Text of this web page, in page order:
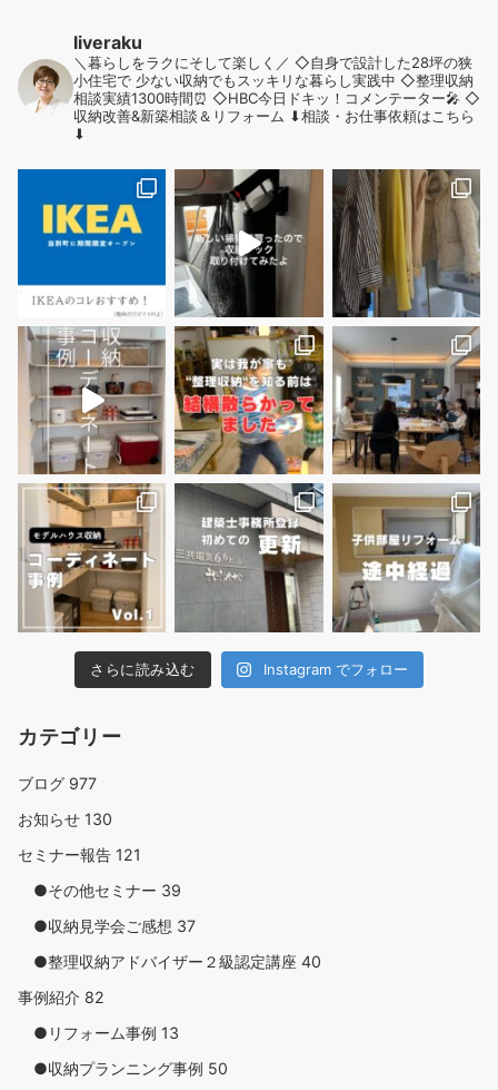
liveraku
＼暮らしをラクにそして楽しく／ ◇自身で設計した28坪の狭
小住宅で 少ない収納でもスッキリな暮らし実践中 ◇整理収納
相談実績1300時間⏰ ◇HBC今日ドキッ！コメンテーター🎤 ◇
収納改善&新築相談＆リフォーム ⬇︎相談・お仕事依頼はこちら
⬇︎
さらに読み込む Instagram でフォロー
カテゴリー
ブログ 977
お知らせ 130
セミナー報告 121
●その他セミナー 39
●収納見学会ご感想 37
●整理収納アドバイザー２級認定講座 40
事例紹介 82
●リフォーム事例 13
●収納プランニング事例 50